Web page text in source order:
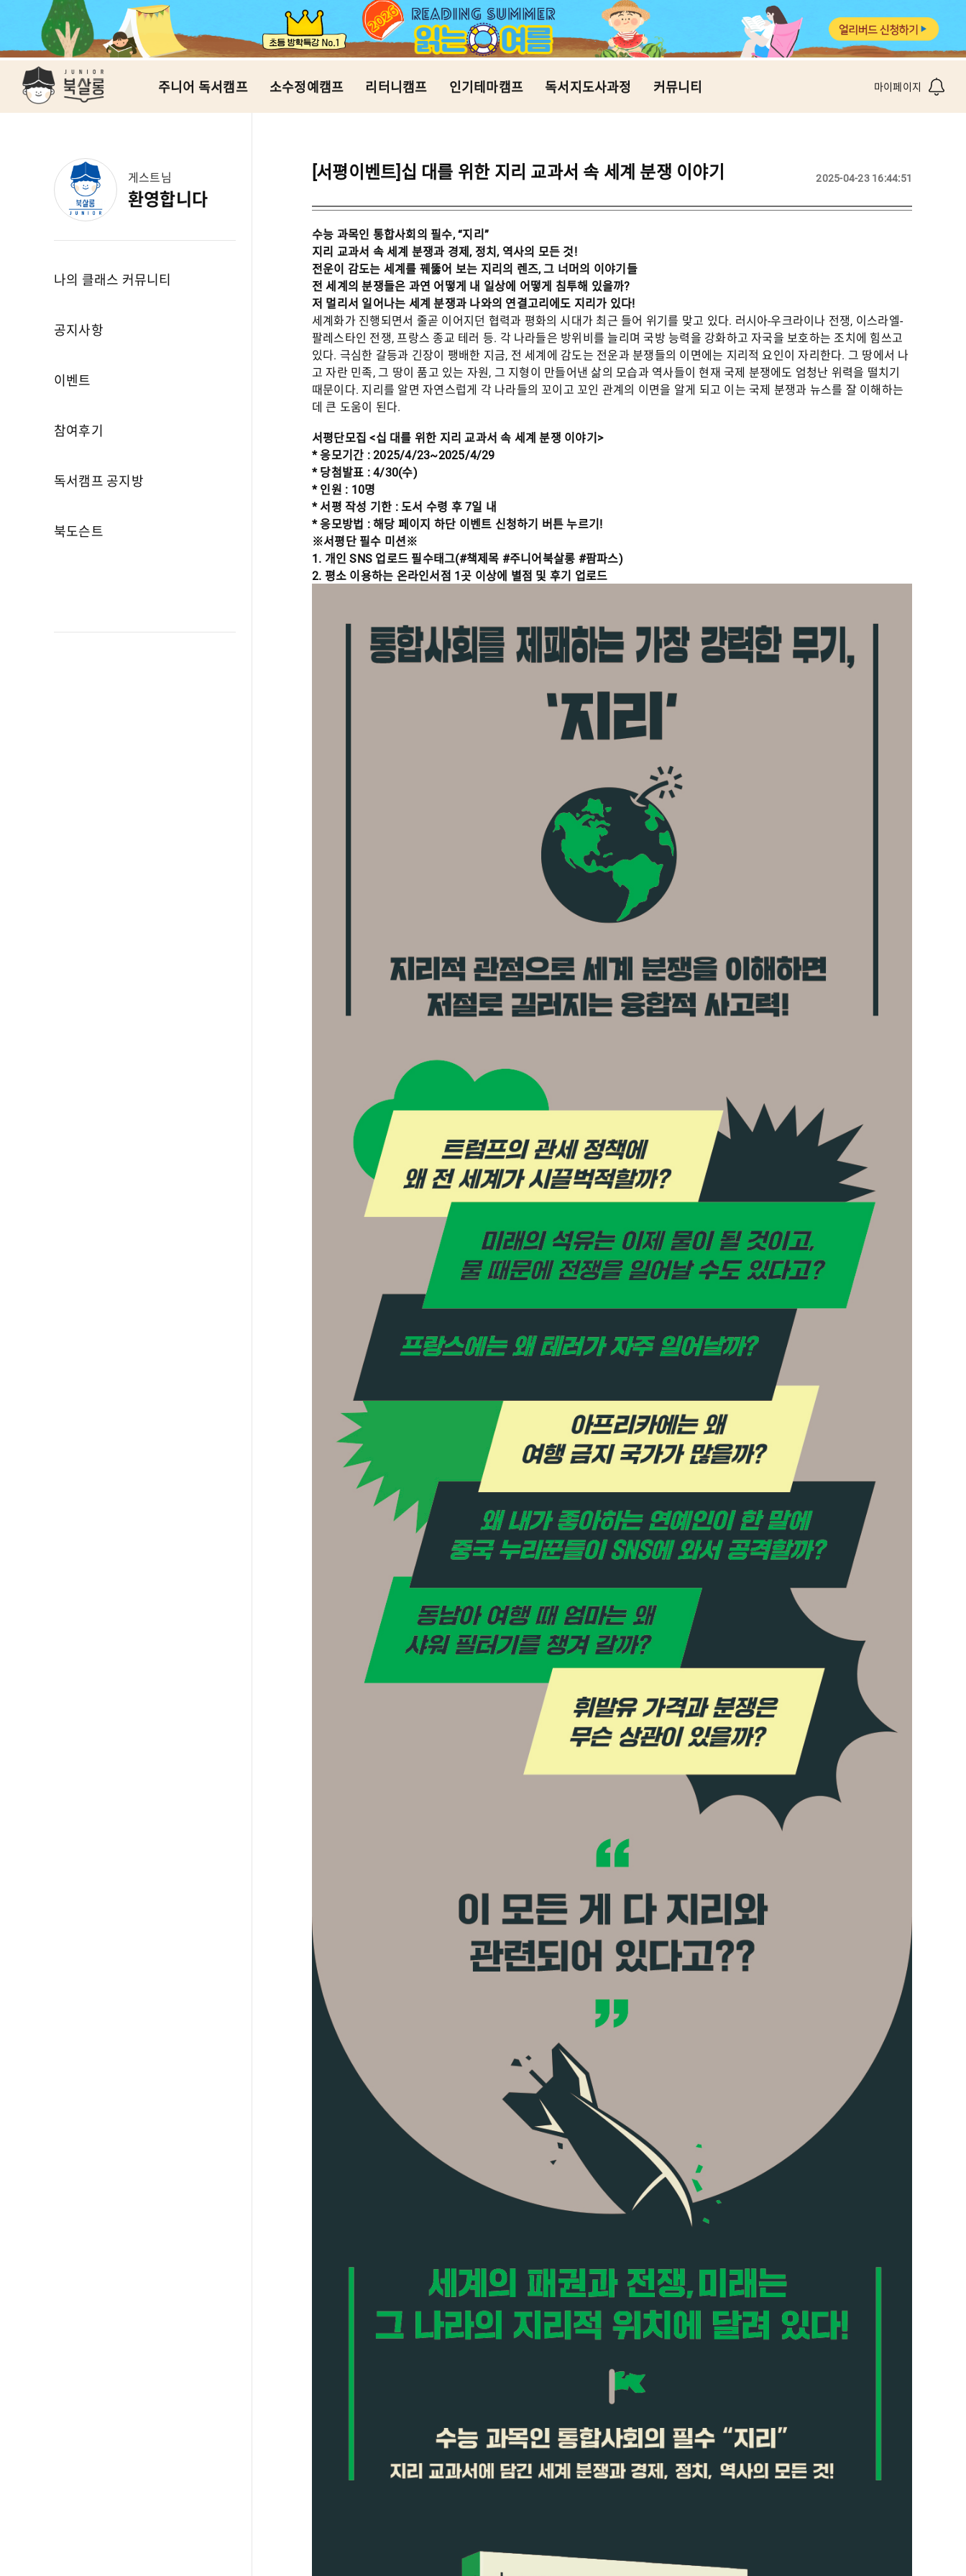
주니어 독서캠프 소수정예캠프 리터니캠프 인기테마캠프 독서지도사과정 커뮤니티 마이페이지
게스트님
환영합니다
나의 클래스 커뮤니티
공지사항
이벤트
참여후기
독서캠프 공지방
북도슨트
[서평이벤트]십 대를 위한 지리 교과서 속 세계 분쟁 이야기 2025-04-23 16:44:51
수능 과목인 통합사회의 필수, “지리”
지리 교과서 속 세계 분쟁과 경제, 정치, 역사의 모든 것!
전운이 감도는 세계를 꿰뚫어 보는 지리의 렌즈, 그 너머의 이야기들
전 세계의 분쟁들은 과연 어떻게 내 일상에 어떻게 침투해 있을까?
저 멀리서 일어나는 세계 분쟁과 나와의 연결고리에도 지리가 있다!
세계화가 진행되면서 줄곧 이어지던 협력과 평화의 시대가 최근 들어 위기를 맞고 있다. 러시아-우크라이나 전쟁, 이스라엘-
팔레스타인 전쟁, 프랑스 종교 테러 등. 각 나라들은 방위비를 늘리며 국방 능력을 강화하고 자국을 보호하는 조치에 힘쓰고
있다. 극심한 갈등과 긴장이 팽배한 지금, 전 세계에 감도는 전운과 분쟁들의 이면에는 지리적 요인이 자리한다. 그 땅에서 나
고 자란 민족, 그 땅이 품고 있는 자원, 그 지형이 만들어낸 삶의 모습과 역사들이 현재 국제 분쟁에도 엄청난 위력을 떨치기
때문이다. 지리를 알면 자연스럽게 각 나라들의 꼬이고 꼬인 관계의 이면을 알게 되고 이는 국제 분쟁과 뉴스를 잘 이해하는
데 큰 도움이 된다.
서평단모집 <십 대를 위한 지리 교과서 속 세계 분쟁 이야기>
* 응모기간 : 2025/4/23~2025/4/29
* 당첨발표 : 4/30(수)
* 인원 : 10명
* 서평 작성 기한 : 도서 수령 후 7일 내
* 응모방법 : 해당 페이지 하단 이벤트 신청하기 버튼 누르기!
※서평단 필수 미션※
1. 개인 SNS 업로드 필수태그(#책제목 #주니어북살롱 #팜파스)
2. 평소 이용하는 온라인서점 1곳 이상에 별점 및 후기 업로드